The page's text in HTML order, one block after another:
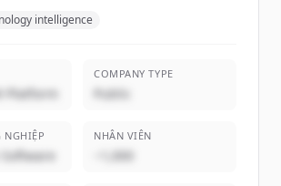
intelligence
Platform
COMPANY TYPE
Public
NGHIỆP NHÂN VIÊN
~1,000